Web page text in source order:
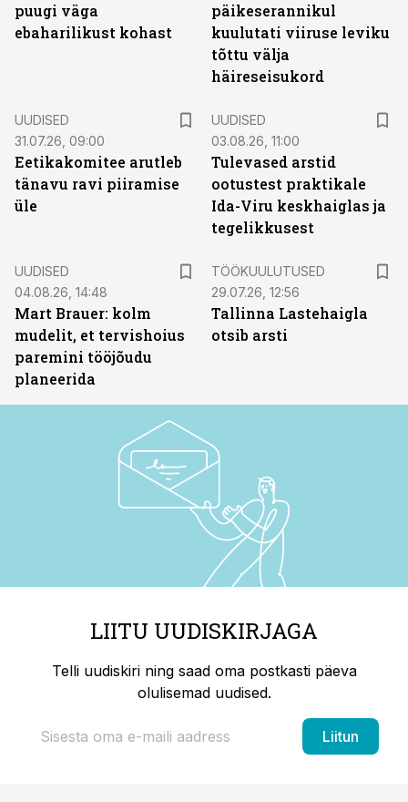
puugi väga
ebaharilikust kohast
päikeserannikul
kuulutati viiruse leviku
tõttu välja
häireseisukord
UUDISED
31.07.26, 09:00
Eetikakomitee arutleb
tänavu ravi piiramise
üle
UUDISED
03.08.26, 11:00
Tulevased arstid
ootustest praktikale
Ida-Viru keskhaiglas ja
tegelikkusest
UUDISED
04.08.26, 14:48
Mart Brauer: kolm
mudelit, et tervishoius
paremini tööjõudu
planeerida
TÖÖKUULUTUSED
29.07.26, 12:56
Tallinna Lastehaigla
otsib arsti
LIITU UUDISKIRJAGA
Telli uudiskiri ning saad oma postkasti päeva
olulisemad uudised.
Liitun